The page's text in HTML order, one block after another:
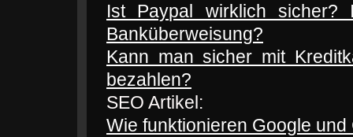
Ist Paypal wirklich
Banküberweisung?
Kann man sicher mit
bezahlen?
SEO Artikel:
Wie funktionieren Google